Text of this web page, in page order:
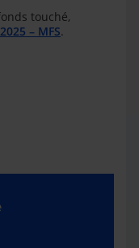
touché,
– MFS.